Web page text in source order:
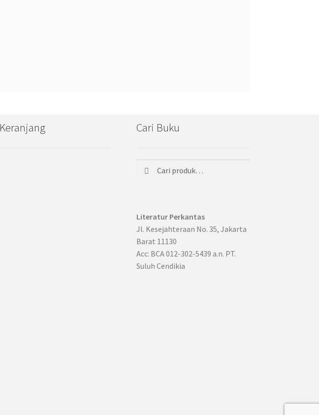
Keranjang Cari Buku
Pencarian
Literatur Perkantas
Jl. Kesejahteraan No. 35, Jakarta
Barat 11130
Acc: BCA 012-302-5439 a.n. PT.
Suluh Cendikia